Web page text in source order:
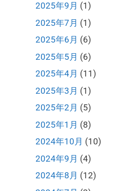
2025年9月 (1)
2025年7月 (1)
2025年6月 (6)
2025年5月 (6)
2025年4月 (11)
2025年3月 (1)
2025年2月 (5)
2025年1月 (8)
2024年10月 (10)
2024年9月 (4)
2024年8月 (12)